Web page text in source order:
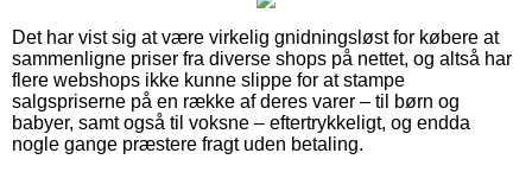
Det har vist sig at være virkelig gnidningsløst for købere at
sammenligne priser fra diverse shops på nettet, og altså har
flere webshops ikke kunne slippe for at stampe
salgspriserne på en række af deres varer – til børn og
babyer, samt også til voksne – eftertrykkeligt, og endda
nogle gange præstere fragt uden betaling.